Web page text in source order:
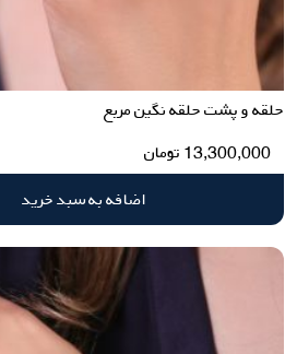
حلقه و پشت حلقه نگین مربع
13,300,000 تومان
اضافه به سبد خرید